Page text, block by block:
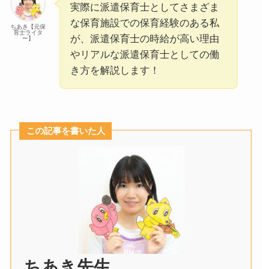
ちあき【元保
育士ライタ
ー】
実際に派遣保育士としてさまざま
な保育施設での保育経験のある私
が、派遣保育士の時給が高い理由
やリアルな派遣保育士としての働
き方を解説します！
この記事を書いた人